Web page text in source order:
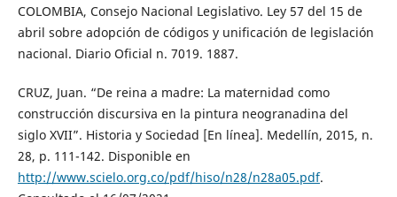
COLOMBIA, Consejo Nacional Legislativo. Ley 57 del 15 de
abril sobre adopción de códigos y unificación de legislación
nacional. Diario Oficial n. 7019. 1887.
CRUZ, Juan. “De reina a madre: La maternidad como
construcción discursiva en la pintura neogranadina del
siglo XVII”. Historia y Sociedad [En línea]. Medellín, 2015, n.
28, p. 111-142. Disponible en
http://www.scielo.org.co/pdf/hiso/n28/n28a05.pdf.